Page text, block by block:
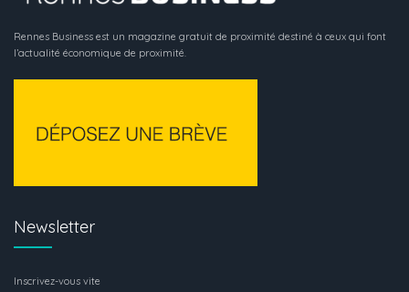
Rennes Business est un magazine gratuit de proximité destiné à ceux qui font
l’actualité économique de proximité.
Newsletter
Inscrivez-vous vite